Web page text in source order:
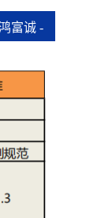
富诚 -